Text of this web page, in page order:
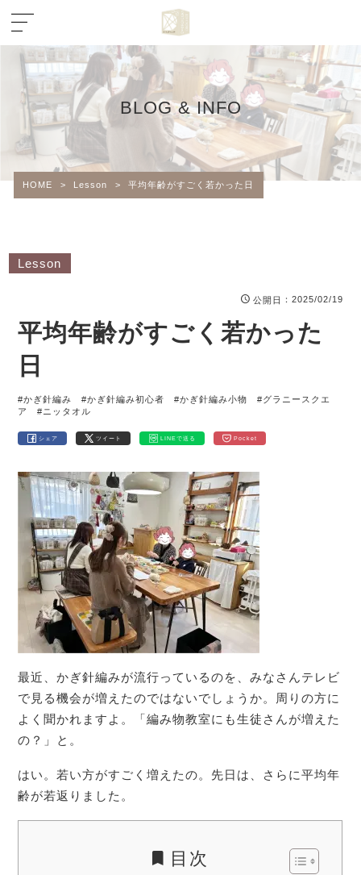
BLOG & INFO
HOME > Lesson > 平均年齢がすごく若かった日
Lesson
公開日 ：2025/02/19
平均年齢がすごく若かった
日
#かぎ針編み #かぎ針編み初心者 #かぎ針編み小物
#グラニースクエ
ア
#ニッタオル
シェア ツイート LINEで送る Pocket
最近、かぎ針編みが流行っているのを、みなさんテレビ
で見る機会が増えたのではないでしょうか。周りの方に
よく聞かれますよ。「編み物教室にも生徒さんが増えた
の？」と。
はい。若い方がすごく増えたの。先日は、さらに平均年
齢が若返りました。
目次